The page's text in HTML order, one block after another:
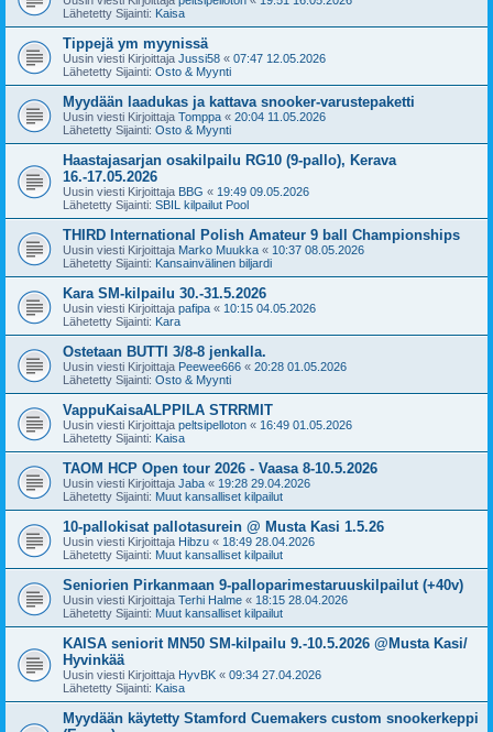
Lähetetty Sijainti: Kaisa
Tippejä ym myynissä
Uusin viesti Kirjoittaja Jussi58 « 07:47 12.05.2026
Lähetetty Sijainti: Osto & Myynti
Myydään laadukas ja kattava snooker-varustepaketti
Uusin viesti Kirjoittaja Tomppa « 20:04 11.05.2026
Lähetetty Sijainti: Osto & Myynti
Haastajasarjan osakilpailu RG10 (9-pallo), Kerava
16.-17.05.2026
Uusin viesti Kirjoittaja BBG « 19:49 09.05.2026
Lähetetty Sijainti: SBIL kilpailut Pool
THIRD International Polish Amateur 9 ball Championships
Uusin viesti Kirjoittaja Marko Muukka « 10:37 08.05.2026
Lähetetty Sijainti: Kansainvälinen biljardi
Kara SM-kilpailu 30.-31.5.2026
Uusin viesti Kirjoittaja pafipa « 10:15 04.05.2026
Lähetetty Sijainti: Kara
Ostetaan BUTTI 3/8-8 jenkalla.
Uusin viesti Kirjoittaja Peewee666 « 20:28 01.05.2026
Lähetetty Sijainti: Osto & Myynti
VappuKaisaALPPILA STRRMIT
Uusin viesti Kirjoittaja peltsipelloton « 16:49 01.05.2026
Lähetetty Sijainti: Kaisa
TAOM HCP Open tour 2026 - Vaasa 8-10.5.2026
Uusin viesti Kirjoittaja Jaba « 19:28 29.04.2026
Lähetetty Sijainti: Muut kansalliset kilpailut
10-pallokisat pallotasurein @ Musta Kasi 1.5.26
Uusin viesti Kirjoittaja Hibzu « 18:49 28.04.2026
Lähetetty Sijainti: Muut kansalliset kilpailut
Seniorien Pirkanmaan 9-palloparimestaruuskilpailut (+40v)
Uusin viesti Kirjoittaja Terhi Halme « 18:15 28.04.2026
Lähetetty Sijainti: Muut kansalliset kilpailut
KAISA seniorit MN50 SM-kilpailu 9.-10.5.2026 @Musta Kasi/
Hyvinkää
Uusin viesti Kirjoittaja HyvBK « 09:34 27.04.2026
Lähetetty Sijainti: Kaisa
Myydään käytetty Stamford Cuemakers custom snookerkeppi